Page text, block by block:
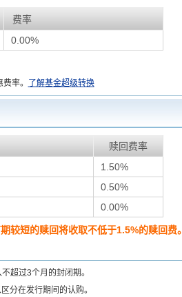
费率
0.00%
率。
了解基金超级转换
赎回费率
1.50%
0.50%
0.00%
较短的赎回将收取不低于1.5%的赎回费。
超过3个月的封闭期。
分在发行期间的认购。